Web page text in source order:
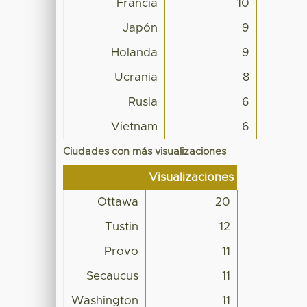
Francia 10
Japón 9
Holanda 9
Ucrania 8
Rusia 6
Vietnam 6
Ciudades con más visualizaciones
Visualizaciones
Ottawa 20
Tustin 12
Provo 11
Secaucus 11
Washington 11